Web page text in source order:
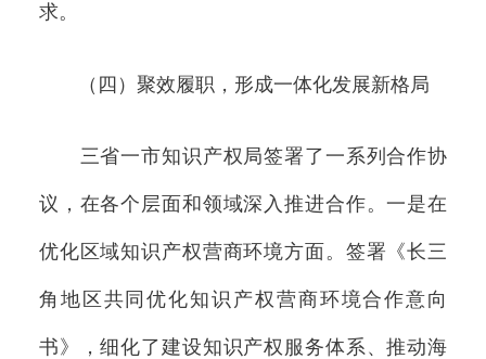
求。
（四）聚效履职，形成一体化发展新格局
三省一市知识产权局签署了一系列合作协
议，在各个层面和领域深入推进合作。一是在
优化区域知识产权营商环境方面。签署《长三
角地区共同优化知识产权营商环境合作意向
书》，细化了建设知识产权服务体系、推动海